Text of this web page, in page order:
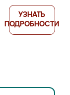
УЗНАТЬ
ПОДРОБНОСТИ